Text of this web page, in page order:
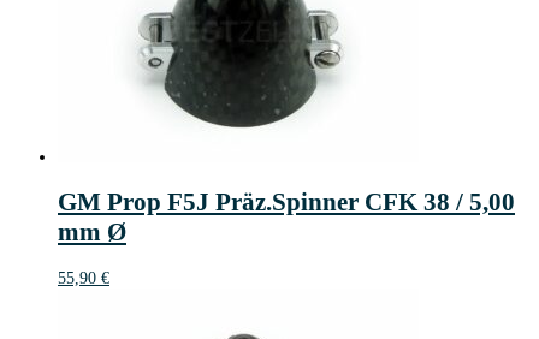
GM Prop F5J Präz.Spinner CFK 38 / 5,00
mm Ø
55,90 €